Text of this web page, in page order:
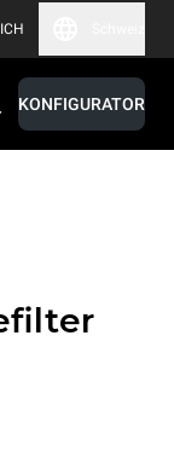
KONFIGURATOR